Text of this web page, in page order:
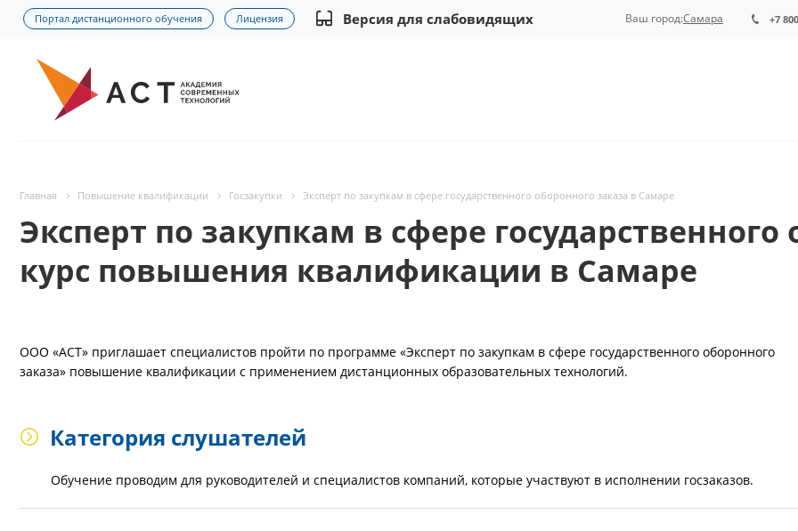
Портал дистанционного обучения Лицензия Версия для слабовидящих +7
Ваш город:Самара
Главная Повышение квалификации Госзакупки Эксперт по закупкам в сфере государственного оборонного заказа в Самаре
Эксперт по закупкам в сфере государственного
курс повышения квалификации в Самаре
ООО «АСТ» приглашает специалистов пройти по программе «Эксперт по закупкам в сфере государственного оборонного
заказа» повышение квалификации с применением дистанционных образовательных технологий.
Категория слушателей
Обучение проводим для руководителей и специалистов компаний, которые участвуют в исполнении госзаказов.